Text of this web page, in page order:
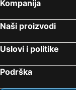
Beč, Beč Hoteli
Parndorf,
Kompanija
Naši proizvodi
Uslovi i politike
Podrška